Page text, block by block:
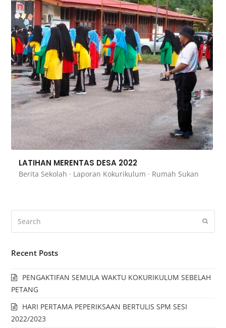
LATIHAN MERENTAS DESA 2022
Berita Sekolah · Laporan Kokurikulum · Rumah Sukan
Recent Posts
PENGAKTIFAN SEMULA WAKTU KOKURIKULUM SEBELAH
PETANG
HARI PERTAMA PEPERIKSAAN BERTULIS SPM SESI
2022/2023